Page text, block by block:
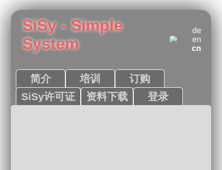
SiSy - Simple
System
de
en
cn
简介 培训
订购
SiSy许可证
资料下载 登录